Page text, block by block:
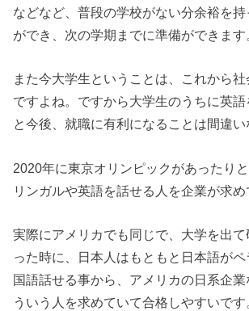
などなど、普段の学校がない分余裕を
ができ、次の学期までに準備ができます
また今大学生ということは、これから
ですよね。ですから大学生のうちに英語
と今後、就職に有利になることは間違い
2020年に東京オリンピックがあったり
リンガルや英語を話せる人を企業が求め
実際にアメリカでも同じで、大学を出
った時に、日本人はもともと日本語が
国語話せる事から、アメリカの日系企
ういう人を求めていて合格しやすいです